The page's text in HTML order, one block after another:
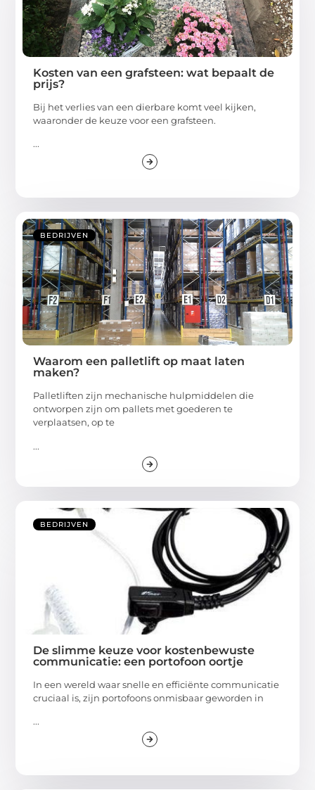
Kosten van een grafsteen: wat bepaalt de
prijs?
Bij het verlies van een dierbare komt veel kijken,
waaronder de keuze voor een grafsteen.
...
BEDRIJVEN
Waarom een palletlift op maat laten
maken?
Palletliften zijn mechanische hulpmiddelen die
ontworpen zijn om pallets met goederen te
verplaatsen, op te
...
BEDRIJVEN
De slimme keuze voor kostenbewuste
communicatie: een portofoon oortje
In een wereld waar snelle en efficiënte communicatie
cruciaal is, zijn portofoons onmisbaar geworden in
...